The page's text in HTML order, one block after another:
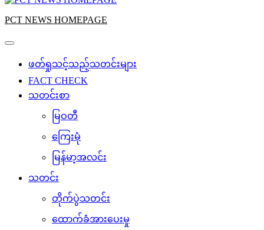
PCT NEWS HOMEPAGE
ဖတ်ရှုသင့်သည့်သတင်းများ
FACT CHECK
သတင်းစာ
မြဝတီ
ကြေးမုံ
မြန်မာ့အလင်း
သတင်း
တိုက်ပွဲသတင်း
ထောက်ခံအားပေးမှု